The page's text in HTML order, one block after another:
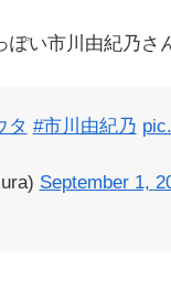
い市川由紀乃さ
タ #市川由紀乃
September 1,